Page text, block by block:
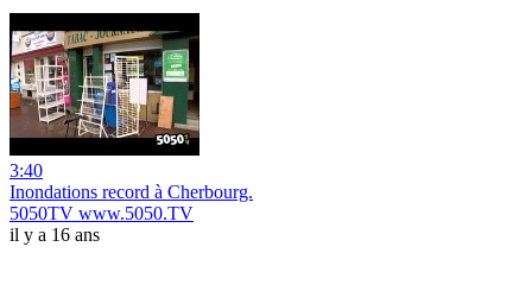
3:40
Inondations record à Cherbourg.
5050TV www.5050.TV
il y a 16 ans